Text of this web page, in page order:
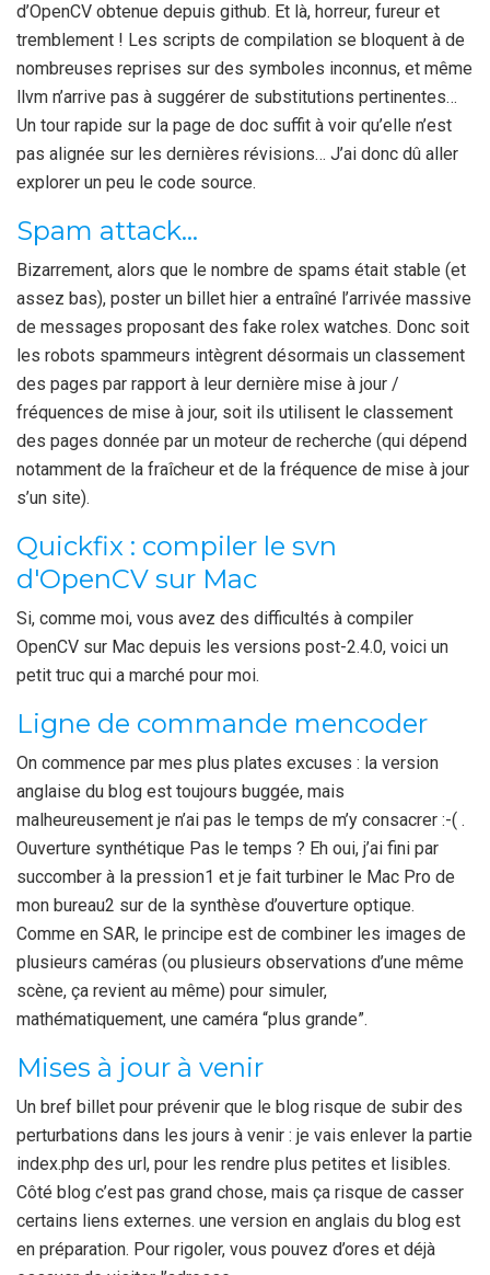
d’OpenCV obtenue depuis github. Et là, horreur, fureur et
tremblement ! Les scripts de compilation se bloquent à de
nombreuses reprises sur des symboles inconnus, et même
llvm n’arrive pas à suggérer de substitutions pertinentes…
Un tour rapide sur la page de doc suffit à voir qu’elle n’est
pas alignée sur les dernières révisions… J’ai donc dû aller
explorer un peu le code source.
Spam attack...
Bizarrement, alors que le nombre de spams était stable (et
assez bas), poster un billet hier a entraîné l’arrivée massive
de messages proposant des fake rolex watches. Donc soit
les robots spammeurs intègrent désormais un classement
des pages par rapport à leur dernière mise à jour /
fréquences de mise à jour, soit ils utilisent le classement
des pages donnée par un moteur de recherche (qui dépend
notamment de la fraîcheur et de la fréquence de mise à jour
s’un site).
Quickfix : compiler le svn
d'OpenCV sur Mac
Si, comme moi, vous avez des difficultés à compiler
OpenCV sur Mac depuis les versions post-2.4.0, voici un
petit truc qui a marché pour moi.
Ligne de commande mencoder
On commence par mes plus plates excuses : la version
anglaise du blog est toujours buggée, mais
malheureusement je n’ai pas le temps de m’y consacrer :-( .
Ouverture synthétique Pas le temps ? Eh oui, j’ai fini par
succomber à la pression1 et je fait turbiner le Mac Pro de
mon bureau2 sur de la synthèse d’ouverture optique.
Comme en SAR, le principe est de combiner les images de
plusieurs caméras (ou plusieurs observations d’une même
scène, ça revient au même) pour simuler,
mathématiquement, une caméra “plus grande”.
Mises à jour à venir
Un bref billet pour prévenir que le blog risque de subir des
perturbations dans les jours à venir : je vais enlever la partie
index.php des url, pour les rendre plus petites et lisibles.
Côté blog c’est pas grand chose, mais ça risque de casser
certains liens externes. une version en anglais du blog est
en préparation. Pour rigoler, vous pouvez d’ores et déjà